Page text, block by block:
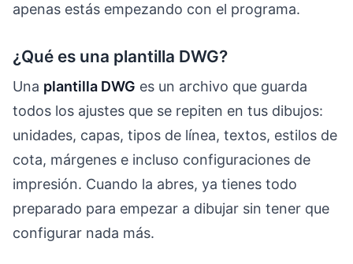
apenas estás empezando con el programa.
¿Qué es una plantilla DWG?
Una plantilla DWG es un archivo que guarda
todos los ajustes que se repiten en tus dibujos:
unidades, capas, tipos de línea, textos, estilos de
cota, márgenes e incluso configuraciones de
impresión. Cuando la abres, ya tienes todo
preparado para empezar a dibujar sin tener que
configurar nada más.